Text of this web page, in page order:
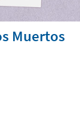
Muertos